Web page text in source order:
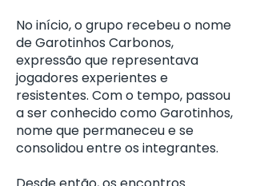
No início, o grupo recebeu o nome
de Garotinhos Carbonos,
expressão que representava
jogadores experientes e
resistentes. Com o tempo, passou
a ser conhecido como Garotinhos,
nome que permaneceu e se
consolidou entre os integrantes.